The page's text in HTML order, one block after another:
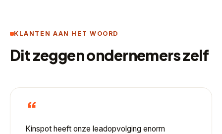
KLANTEN AAN HET WOORD
Dit zeggen ondernemers zelf
“
Kinspot heeft onze leadopvolging enorm